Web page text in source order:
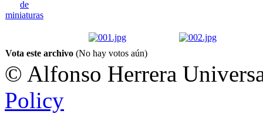
Vota este archivo (No hay votos aún)
© Alfonso Herrera
Policy